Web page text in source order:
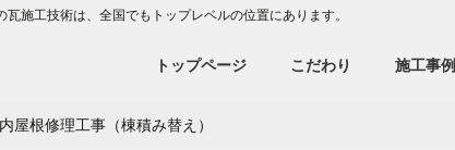
施工技術は、全国でもトップレベルの位置にあります。
トップページ こだわり 施工事例
屋根修理工事（棟積み替え）